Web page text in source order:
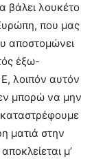
βάλει λουκέτο
που μας
αποστομώνει
έξω-
λοιπόν αυτόν
μπορώ να μην
καταστρέφουμε
ματιά στην
μ’